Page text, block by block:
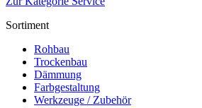
Sortiment
Rohbau
Trockenbau
Dämmung
Farbgestaltung
Werkzeuge / Zubehör